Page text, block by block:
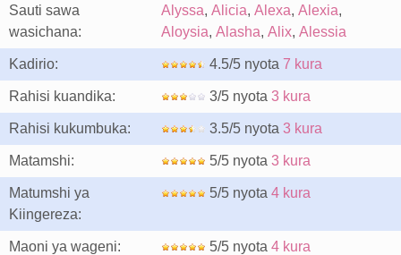
Sauti sawa
wasichana:
Alyssa, Alicia, Alexa, Alexia,
Aloysia, Alasha, Alix, Alessia
Kadirio: 4.5/5 nyota 7 kura
Rahisi kuandika: 3/5 nyota 3 kura
Rahisi kukumbuka: 3.5/5 nyota 3 kura
Matamshi: 5/5 nyota 3 kura
Matumshi ya
Kiingereza:
5/5 nyota 4 kura
Maoni ya wageni: 5/5 nyota 4 kura